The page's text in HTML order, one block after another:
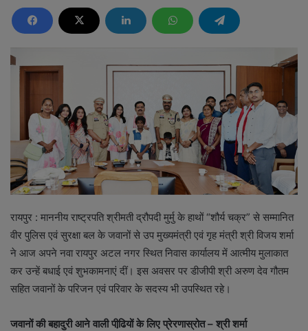
रायपुर : माननीय राष्ट्रपति श्रीमती द्रौपदी मुर्मु के हाथों “शौर्य चक्र” से सम्मानित
वीर पुलिस एवं सुरक्षा बल के जवानों से उप मुख्यमंत्री एवं गृह मंत्री श्री विजय शर्मा
ने आज अपने नवा रायपुर अटल नगर स्थित निवास कार्यालय में आत्मीय मुलाकात
कर उन्हें बधाई एवं शुभकामनाएं दीं। इस अवसर पर डीजीपी श्री अरुण देव गौतम
सहित जवानों के परिजन एवं परिवार के सदस्य भी उपस्थित रहे।
जवानों की बहादुरी आने वाली पीढि़यों के लिए प्रेरणास्रोत – श्री शर्मा